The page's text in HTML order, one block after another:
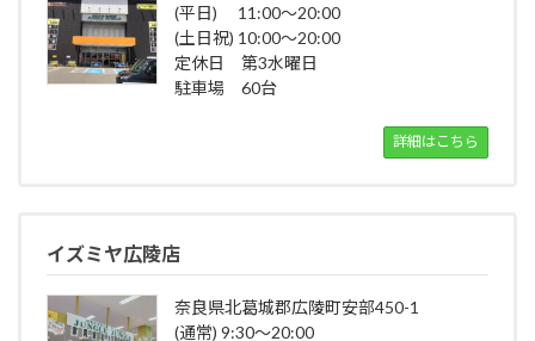
(平日) 11:00～20:00
(土日祝) 10:00～20:00
定休日 第3水曜日
駐車場 60台
詳細はこちら
イズミヤ広陵店
奈良県北葛城郡広陵町安部450-1
(通常) 9:30～20:00